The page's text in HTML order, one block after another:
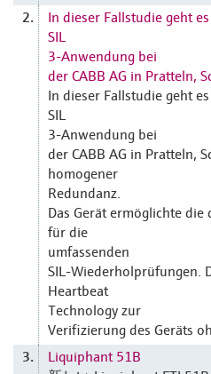
2.
In dieser Fallstudie geht
SIL
3-Anwendung bei
der CABB AG in Pratteln,
In dieser Fallstudie geht
SIL
3-Anwendung bei
der CABB AG in Pratteln,
homogener
Redundanz.
Das Gerät ermöglichte
für die
umfassenden
SIL-Wiederholprüfungen.
Heartbeat
Technology zur
Verifizierung des Geräts
3.
Liquiphant 51B